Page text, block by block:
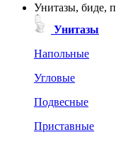
Унитазы, биде,
Унитазы
Напольные
Угловые
Подвесные
Приставные